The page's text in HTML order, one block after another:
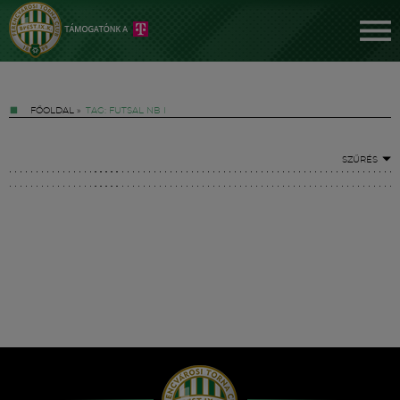
FŐOLDAL » TAG: FUTSAL NB I
SZŰRÉS
Hírek